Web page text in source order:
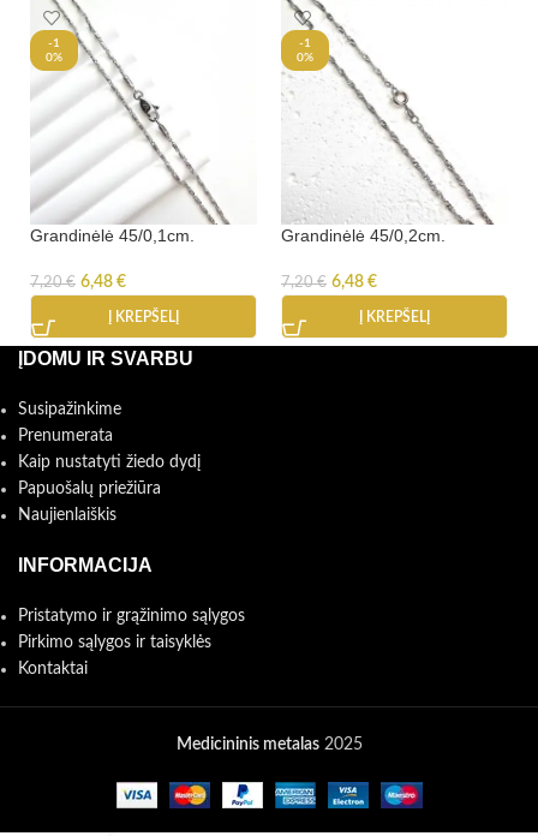
-1
0%
Grandinėlė 45/0,1cm.
7,20€ 6,48 €
Į KREPŠELĮ
-1
0%
Grandinėlė 45/0,2cm.
7,20€ 6,48 €
Į KREPŠELĮ
ĮDOMU IR SVARBU
Susipažinkime
Prenumerata
Kaip nustatyti žiedo dydį
Papuošalų priežiūra
Naujienlaiškis
INFORMACIJA
Pristatymo ir grąžinimo sąlygos
Pirkimo sąlygos ir taisyklės
Kontaktai
Medicininis metalas2025